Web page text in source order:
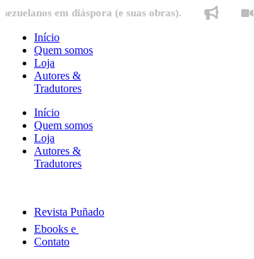
Ir
conteúdo
em diáspora (e suas obras). Letícia
Início
Quem somos
Loja
Autores &
Tradutores
Início
Quem somos
Loja
Autores &
Tradutores
Revista Puñado
Ebooks e
Contato